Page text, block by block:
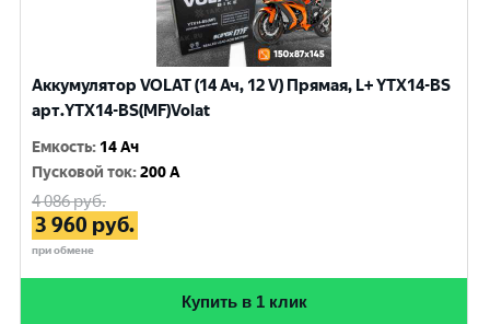
Аккумулятор VOLAT (14 Ач, 12 V) Прямая, L+ YTX14-BS
арт.YTX14-BS(MF)Volat
Емкость: 14 Ач
Пусковой ток:200 A
4 086руб.
3 960 руб.
при обмене
Купить в 1 клик